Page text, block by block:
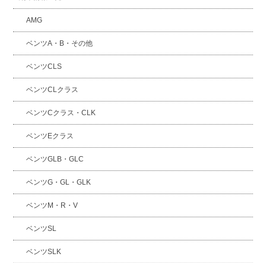
AMG
ベンツA・B・その他
ベンツCLS
ベンツCLクラス
ベンツCクラス・CLK
ベンツEクラス
ベンツGLB・GLC
ベンツG・GL・GLK
ベンツM・R・V
ベンツSL
ベンツSLK